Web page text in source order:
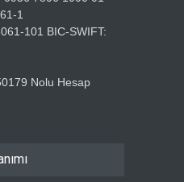
1
101 BIC-SWIFT:
Nolu Hesap